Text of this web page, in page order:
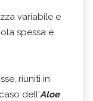
variabile e
spessa e
riuniti in
dell'Aloe